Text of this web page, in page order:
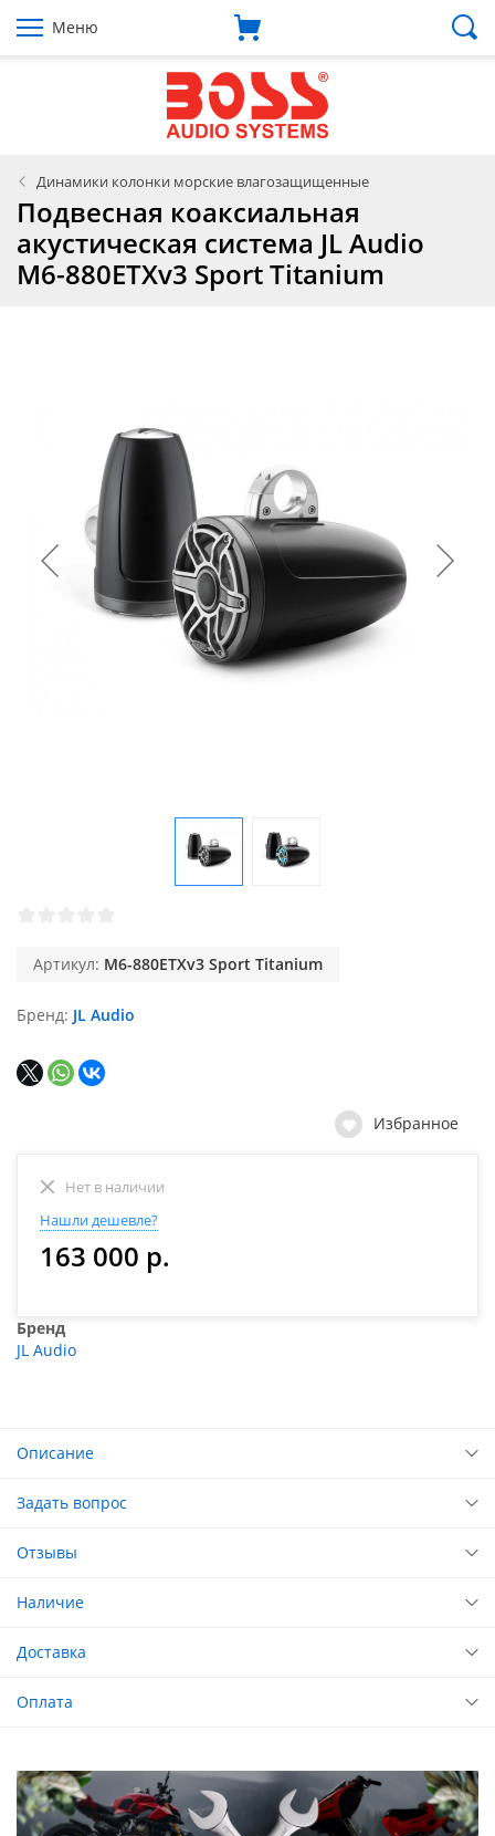
Меню
Динамики колонки морские влагозащищенные
Подвесная коаксиальная
акустическая система JL Audio
M6-880ETXv3 Sport Titanium
Артикул: M6-880ETXv3 Sport Titanium
Бренд JL Audio
Избранное
Нет в наличии
Нашли дешевле?
163 000 р.
Бренд
JL Audio
Описание
Задать вопрос
Отзывы
Наличие
Доставка
Оплата